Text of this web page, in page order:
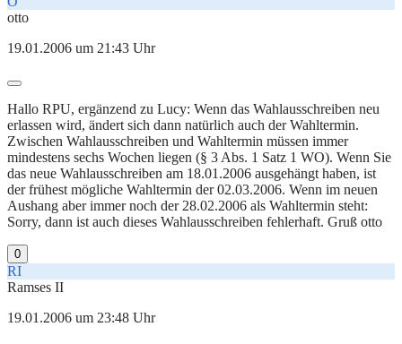
otto
19.01.2006 um 21:43 Uhr
Hallo RPU, ergänzend zu Lucy: Wenn das Wahlausschreiben neu
erlassen wird, ändert sich dann natürlich auch der Wahltermin.
Zwischen Wahlausschreiben und Wahltermin müssen immer
mindestens sechs Wochen liegen (§ 3 Abs. 1 Satz 1 WO). Wenn Sie
das neue Wahlausschreiben am 18.01.2006 ausgehängt haben, ist
der frühest mögliche Wahltermin der 02.03.2006. Wenn im neuen
Aushang aber immer noch der 28.02.2006 als Wahltermin steht:
Sorry, dann ist auch dieses Wahlausschreiben fehlerhaft. Gruß otto
0
RI
Ramses II
19.01.2006 um 23:48 Uhr